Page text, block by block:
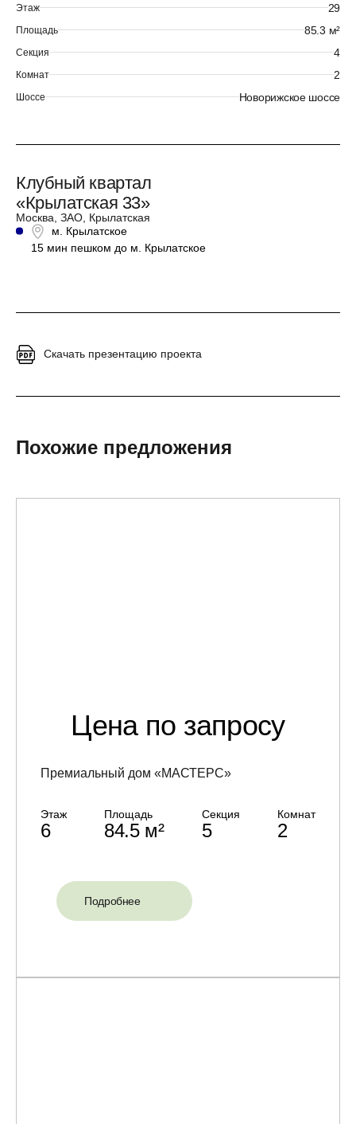
Этаж 29
Площадь 85.3 м²
Секция 4
Комнат 2
Шоссе Новорижское шоссе
Клубный квартал
«Крылатская 33»
Москва, ЗАО, Крылатская
м. Крылатское
15 мин пешком до м. Крылатское
Скачать презентацию проекта
Похожие предложения
Цена по запросу
Премиальный дом «МАСТЕРС»
Этаж
6
Площадь
84.5 м²
Секция
5
Комнат
2
Подробнее